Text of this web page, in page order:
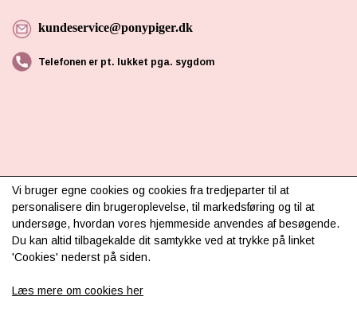
kundeservice@ponypiger.dk
Telefonen er pt. lukket pga. sygdom
INFORMATION
Om os
Levering & betaling
Retur
Vi bruger egne cookies og cookies fra tredjeparter til at
personalisere din brugeroplevelse, til markedsføring og til at
undersøge, hvordan vores hjemmeside anvendes af besøgende.
Du kan altid tilbagekalde dit samtykke ved at trykke på linket
'Cookies' nederst på siden.
Læs mere om cookies her